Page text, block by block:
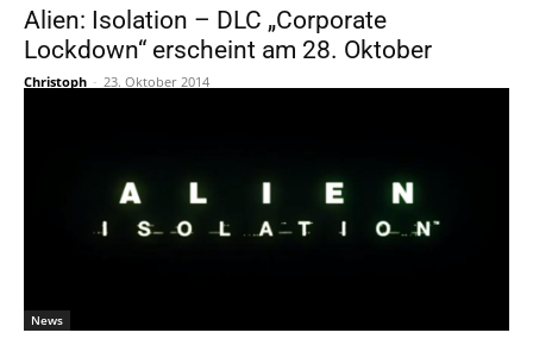
Alien: Isolation – DLC „Corporate
Lockdown“ erscheint am 28. Oktober
Christoph - 23. Oktober 2014
News